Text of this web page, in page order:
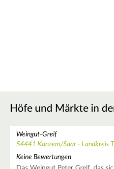
Höfe und Märkte in
Weingut-Greif
54441 Kanzem/Saar - Landkreis
Keine Bewertungen